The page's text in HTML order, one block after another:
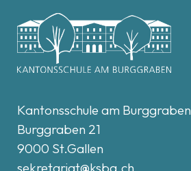
Kantonsschule am Burggraben
Burggraben 21
9000 St.Gallen
sekretariat@ksbg.ch